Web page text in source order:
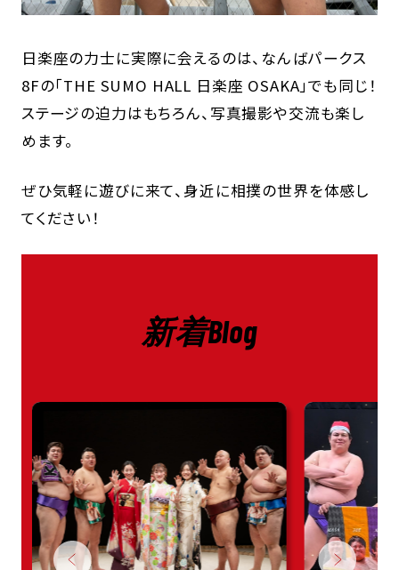
日楽座の力士に実際に会えるのは、なんばパークス
8Fの「THE SUMO HALL 日楽座 OSAKA」でも同じ！
ステージの迫力はもちろん、写真撮影や交流も楽し
めます。
ぜひ気軽に遊びに来て、身近に相撲の世界を体感し
てください！
新着Blog